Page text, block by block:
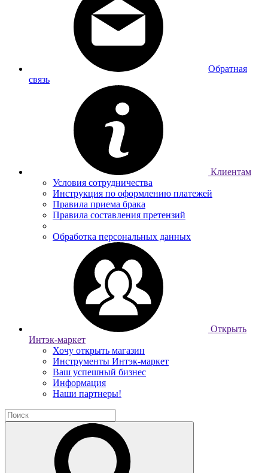
Обратная
связь
Клиентам
Условия сотрудничества
Инструкция по оформлению платежей
Правила приема брака
Правила составления претензий
Обработка персональных данных
Открыть
Интэк-маркет
Хочу открыть магазин
Инструменты Интэк-маркет
Ваш успешный бизнес
Информация
Наши партнеры!